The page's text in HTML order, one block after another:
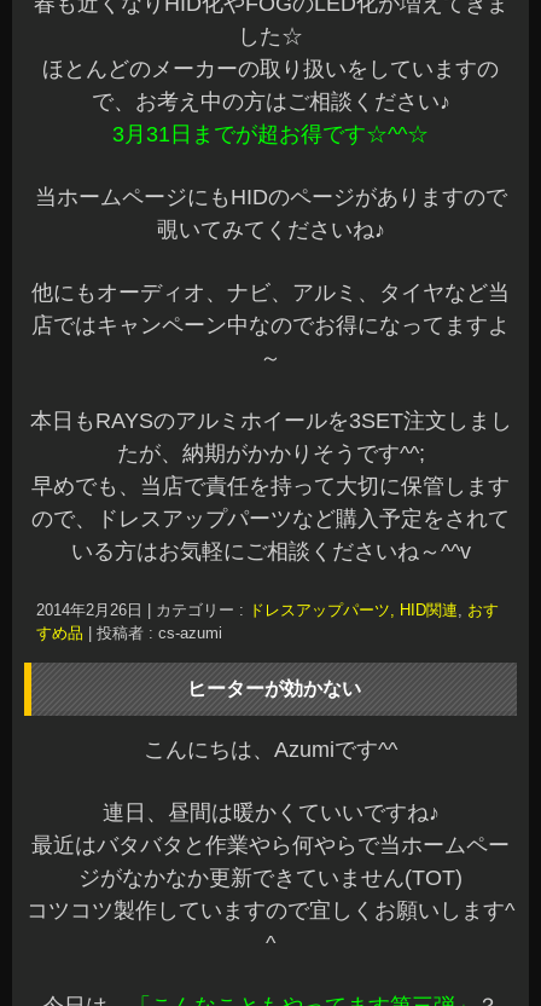
した☆
ほとんどのメーカーの取り扱いをしていますの
で、お考え中の方はご相談ください♪
3月31日までが超お得です☆^^☆
当ホームページにもHIDのページがありますので
覗いてみてくださいね♪
他にもオーディオ、ナビ、アルミ、タイヤなど当
店ではキャンペーン中なのでお得になってますよ
～
本日もRAYSのアルミホイールを3SET注文しまし
たが、納期がかかりそうです^^;
早めでも、当店で責任を持って大切に保管します
ので、ドレスアップパーツなど購入予定をされて
いる方はお気軽にご相談くださいね～^^v
2014年2月26日 カテゴリー : ドレスアップパーツ, HID関連, おす
すめ品
投稿者 : cs-azumi
ヒーターが効かない
こんにちは、Azumiです^^
連日、昼間は暖かくていいですね♪
最近はバタバタと作業やら何やらで当ホームペー
ジがなかなか更新できていません(TOT)
コツコツ製作していますので宜しくお願いします^
^